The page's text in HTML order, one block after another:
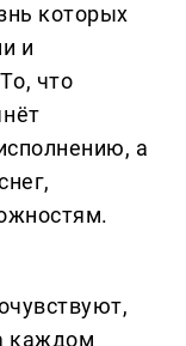
которых
и
что
а
каждом